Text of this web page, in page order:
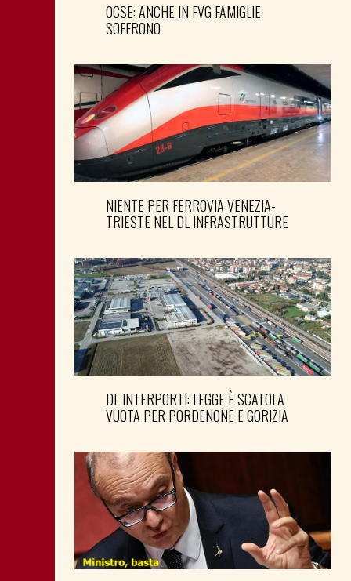
OCSE: ANCHE IN FVG FAMIGLIE
SOFFRONO
NIENTE PER FERROVIA VENEZIA-
TRIESTE NEL DL INFRASTRUTTURE
DL INTERPORTI: LEGGE È SCATOLA
VUOTA PER PORDENONE E GORIZIA